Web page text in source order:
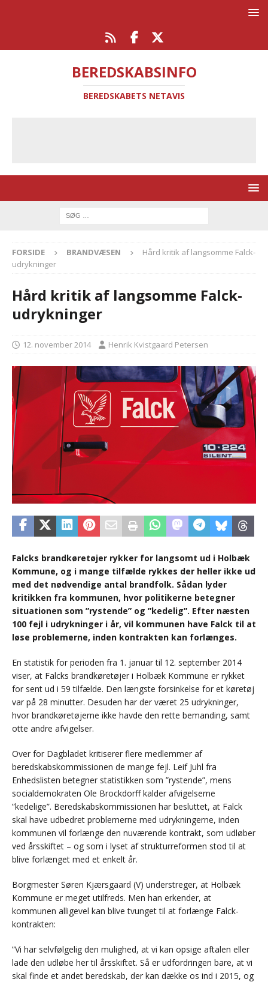
BEREDSKABSINFO
BEREDSKABETS NETAVIS
FORSIDE BRANDVÆSEN
Hård kritik af langsomme Falck-
udrykninger
Hård kritik af langsomme Falck-
udrykninger
12. november 2014 Henrik Kvistgaard Petersen
Falcks brandkøretøjer rykker for langsomt ud i Holbæk
Kommune, og i mange tilfælde rykkes der heller ikke ud
med det nødvendige antal brandfolk. Sådan lyder
kritikken fra kommunen, hvor politikerne betegner
situationen som ”rystende” og ”kedelig”. Efter næsten
100 fejl i udrykninger i år, vil kommunen have Falck til at
løse problemerne, inden kontrakten kan forlænges.
En statistik for perioden fra 1. januar til 12. september 2014
viser, at Falcks brandkøretøjer i Holbæk Kommune er rykket
for sent ud i 59 tilfælde. Den længste forsinkelse for et køretøj
var på 28 minutter. Desuden har der været 25 udrykninger,
hvor brandkøretøjerne ikke havde den rette bemanding, samt
otte andre afvigelser.
Over for Dagbladet kritiserer flere medlemmer af
beredskabskommissionen de mange fejl. Leif Juhl fra
Enhedslisten betegner statistikken som ”rystende”, mens
socialdemokraten Ole Brockdorff kalder afvigelserne
”kedelige”. Beredskabskommissionen har besluttet, at Falck
skal have udbedret problemerne med udrykningerne, inden
kommunen vil forlænge den nuværende kontrakt, som udløber
ved årsskiftet – og som i lyset af strukturreformen stod til at
blive forlænget med et enkelt år.
Borgmester Søren Kjærsgaard (V) understreger, at Holbæk
Kommune er meget utilfreds. Men han erkender, at
kommunen alligevel kan blive tvunget til at forlænge Falck-
kontrakten:
”Vi har selvfølgelig den mulighed, at vi kan opsige aftalen eller
lade den udløbe her til årsskiftet. Så er udfordringen bare, at vi
skal finde et andet beredskab, der kan dække os ind i 2015, og